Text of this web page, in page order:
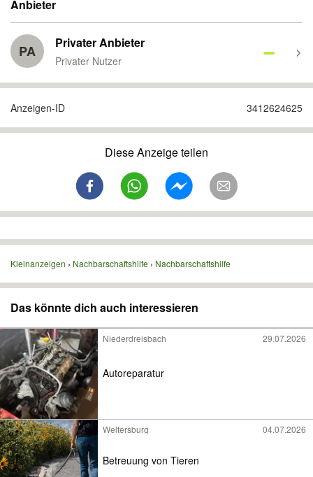
Anbieter
PA Privater Anbieter
Privater Nutzer
Anzeigen-ID 3412624625
Diese Anzeige teilen
Kleinanzeigen Nachbarschaftshilfe Nachbarschaftshilfe
Das könnte dich auch interessieren
Niederdreisbach 29.07.2026
Autoreparatur
Weltersburg 04.07.2026
Betreuung von Tieren